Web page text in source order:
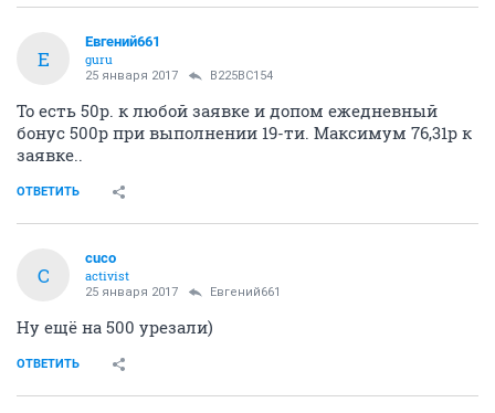
Е
Евгений661
guru
25 января 2017 В225ВС154
То есть 50р. к любой заявке и допом ежедневный
бонус 500р при выполнении 19-ти. Максимум 76,31р к
заявке..
ОТВЕТИТЬ
C
cuco
activist
25 января 2017 Евгений661
Ну ещё на 500 урезали)
ОТВЕТИТЬ